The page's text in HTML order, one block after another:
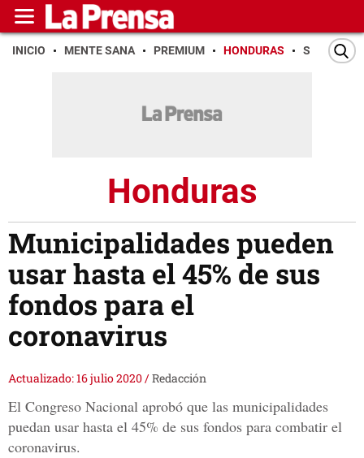
INICIO MENTE SANA PREMIUM HONDURAS SAN PEDRO
Honduras
Municipalidades pueden
usar hasta el 45% de sus
fondos para el
coronavirus
Actualizado: 16 julio 2020/Redacción
El Congreso Nacional aprobó que las municipalidades
puedan usar hasta el 45% de sus fondos para combatir el
coronavirus.